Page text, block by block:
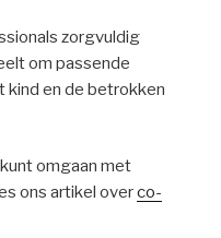
zorgvuldig
om passende
kind en de betrokken
omgaan met
ons artikel overco-